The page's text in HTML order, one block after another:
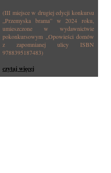
(III miejsce w drugiej edycji konkursu
„Przemyska brama” w 2024 roku,
umieszczone w wydawnictwie
pokonkursowym „Opowieści domów
z zapomnianej ulicy ISBN
9788395187483)
czytaj więcej